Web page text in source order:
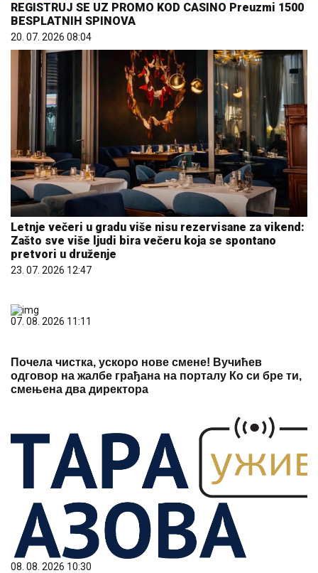
REGISTRUJ SE UZ PROMO KOD CASINO Preuzmi 1500
BESPLATNIH SPINOVA
20. 07. 2026 08:04
Letnje večeri u gradu više nisu rezervisane za vikend:
Zašto sve više ljudi bira večeru koja se spontano
pretvori u druženje
23. 07. 2026 12:47
07. 08. 2026 11:11
Почела чистка, ускоро нове смене! Вучићев
одговор на жалбе грађана на порталу Ко си бре ти,
смењена два директора
08. 08. 2026 10:30